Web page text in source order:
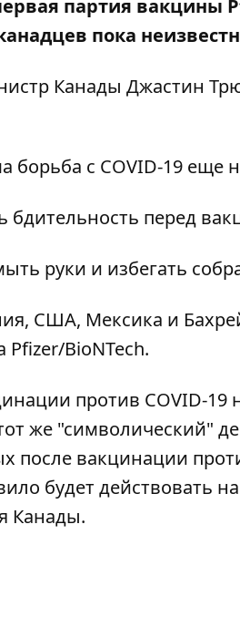
партия вакцины
пока
Канады Джастин
с COVID-19 еще
бдительность перед
руки и избегать
США, Мексика и
Pfizer/BioNTech.
против COVID-19
же "символический"
вакцинации
будет действовать
Канады.